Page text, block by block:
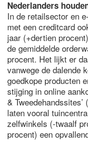
Nederlanders
In de retailsector en
met een creditcard
jaar (+dertien
de gemiddelde
procent. Het lijkt er
vanwege de dalende
goedkope producten
stijging in online
&
laten vooral
zelfwinkels (-twaalf
procent) een